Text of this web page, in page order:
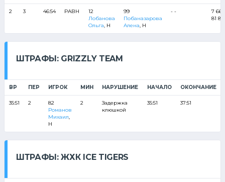
2 3 46:54 РАВН
12
Лобанова
Ольга, Н
99
Побаназарова
Алена, Н
- -
7 66
81 82
ШТРАФЫ: GRIZZLY TEAM
ВР ПЕР ИГРОК МИН НАРУШЕНИЕ НАЧАЛО ОКОНЧАНИЕ
35:51 2
82
Романов
Михаил,
Н
2
Задержка
клюшкой
35:51 37:51
ШТРАФЫ: ЖХК ICE TIGERS